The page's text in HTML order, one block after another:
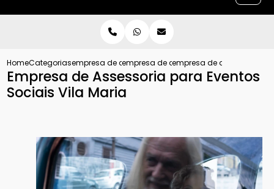
HomeCategoriasempresa de assessoria de eventos
empresa de assessoria cerimonial em
empresa de assessoria
Empresa de Assessoria para Eventos
Sociais Vila Maria